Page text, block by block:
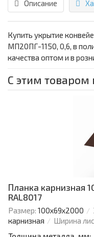
Описание
Купить укрытие
МП20ПГ-1150, 0,6, в
качества оптом и в
С этим товаром
Планка карнизная
RAL8017
Размер: 100х69х2000
карнизная
Ширина